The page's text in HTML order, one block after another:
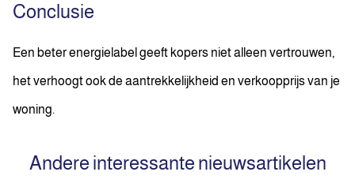
Conclusie
Een beter energielabel geeft kopers niet alleen vertrouwen,
het verhoogt ook de aantrekkelijkheid en verkoopprijs van je
woning.
Andere interessante nieuwsartikelen